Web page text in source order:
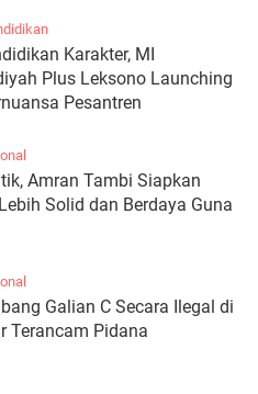
Karakter, MI
Plus Leksono Launching
Pesantren
Amran Tambi Siapkan
Solid dan Berdaya Guna
Galian C Secara Ilegal di
Terancam Pidana